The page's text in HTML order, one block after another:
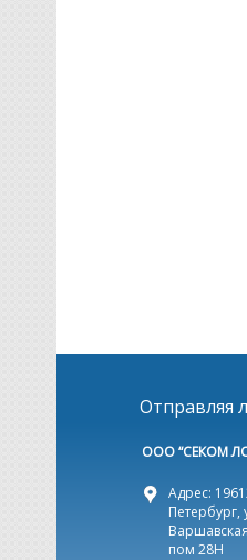
Отправляя
ООО “СЕКОМ
Адрес:
Петербург,
пом 28Н